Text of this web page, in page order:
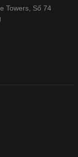
Towers, Số 74